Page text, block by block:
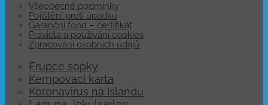
Všeobecné podmínky
Pojištění proti úpadku
Garanční fond – certifikát
Pravidla a používání cookies
Zpracování osobních údajů
Erupce sopky
Kempovací karta
Koronavirus na Islandu